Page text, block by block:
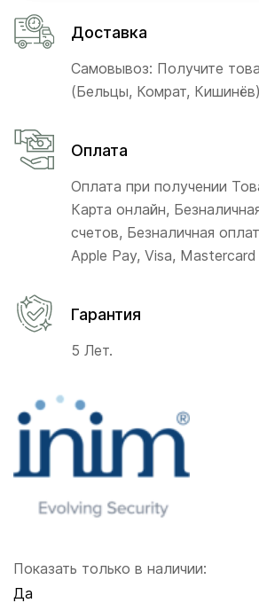
Показать только в наличии:
Да
Доставка
Самовывоз: Получите
(Бельцы, Комрат, Кишинёв)
Оплата
Оплата при получении
Карта онлайн,
счетов, Безналичная
Apple Pay, Visa, Mastercard
Гарантия
5 Лет.